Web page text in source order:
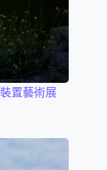
置藝術展